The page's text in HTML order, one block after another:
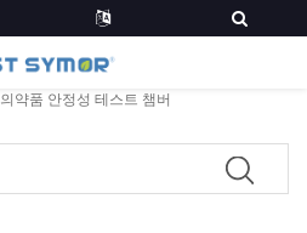
의약품 안정성 테스트 챔버